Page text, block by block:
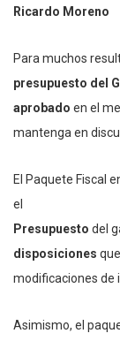
Ricardo Moreno
Para muchos
presupuesto del
aprobado en el
mantenga en
El Paquete Fiscal
el
Presupuesto del
disposiciones
modificaciones de
Asimismo, el